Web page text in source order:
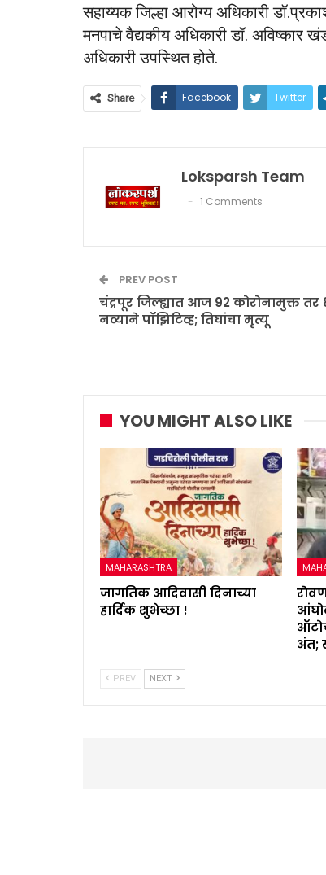
सहाय्यक जिल्हा आरोग्य अधिकारी
मनपाचे वैद्यकीय अधिकारी डॉ. अविष्कार
अधिकारी उपस्थित होते.
Share Facebook Twitter
Loksparsh Team
1 Comments
PREV POST
चंद्रपूर जिल्ह्यात आज 92 कोरोनामुक्त तर
नव्याने पॉझिटिव्ह; तिघांचा मृत्यू
YOU MIGHT ALSO LIKE
MAHARASHTRA
जागतिक आदिवासी दिनाच्या
हार्दिक शुभेच्छा !
अंत;
PREV NEXT